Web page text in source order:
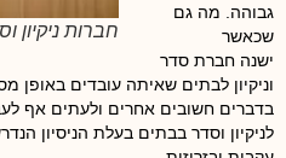
חברות ניקיון
גבוהה. מה גם
שכאשר
ישנה חברת סדר
וניקיון לבתים שאיתה עובדים באופן
בדברים חשובים אחרים ולעתים אף
לניקיון וסדר בבתים בעלת הניסיון